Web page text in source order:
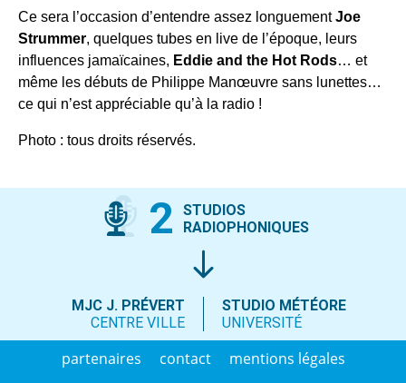
Ce sera l’occasion d’entendre assez longuementJoe
Strummer, quelques tubes en live de l’époque, leurs
influences jamaïcaines, Eddie and the Hot Rods… et
même les débuts de Philippe Manœuvre sans lunettes…
ce qui n’est appréciable qu’à la radio !
Photo : tous droits réservés.
2
STUDIOS
RADIOPHONIQUES
MJC J. PRÉVERT
CENTRE VILLE
STUDIO MÉTÉORE
UNIVERSITÉ
partenaires contact
mentions légales